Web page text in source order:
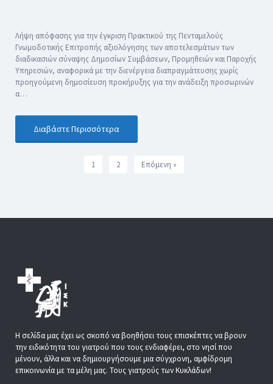
Λήψη απόφασης για την έγκριση Πρακτικού της Πενταμελούς
Γνωμοδοτικής Επιτροπής αξιολόγησης των αποτελεσμάτων των
διαδικασιών σύναψης Δημοσίων Συμβάσεων, Προμηθειών και Παροχής
Υπηρεσιών, αναφορικά με την διενέργεια διαπραγμάτευσης χωρίς
προηγούμενη δημοσίευση προκήρυξης για την ανάδειξη προσωρινών
α…
Διαβάστε Περισσότερα
1 2 Επόμενη »
Η σελίδα μας έχει ως σκοπό να βοηθήσει τους επισκέπτες να βρουν
την ειδικότητα του γιατρού που τους ενδιαφέρει, στο νησί που
μένουν, άλλα και να δημιουργήσουμε μια σύγχρονη, αμφίδρομη
επικοινωνία με τα μέλη μας. Τους γιατρούς των Κυκλάδων!